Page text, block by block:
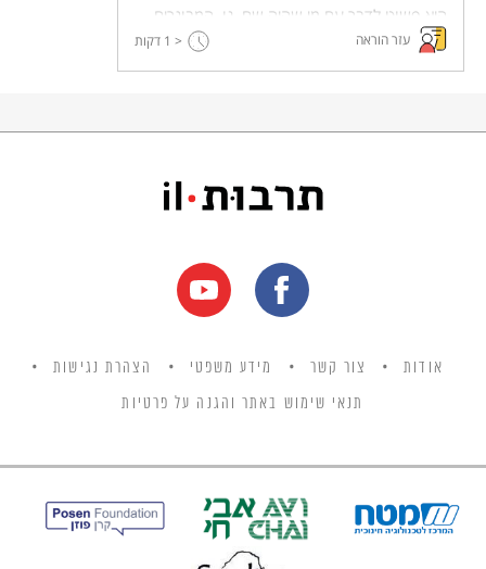
היא פשוט לדבר עם מי שהיה שם. נו, המבוגרים
האלו שאתם כל כך אוהבים ושתמיד מספרים לכם
את הסיפורים הכי מעניינים.
עזר הוראה < 1 דקות
אודות צור קשר מידע משפטי הצהרת נגישות
תנאי שימוש באתר והגנה על פרטיות